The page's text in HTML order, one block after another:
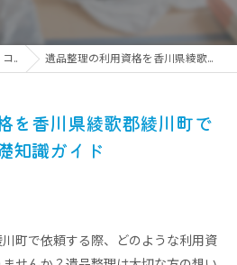
コラム 遺品整理の利用資格を香川県綾歌郡綾川町で確認するための基礎知識ガイド
を香川県綾歌郡綾川町で
知識ガイド
町で依頼する際、どのような利用資